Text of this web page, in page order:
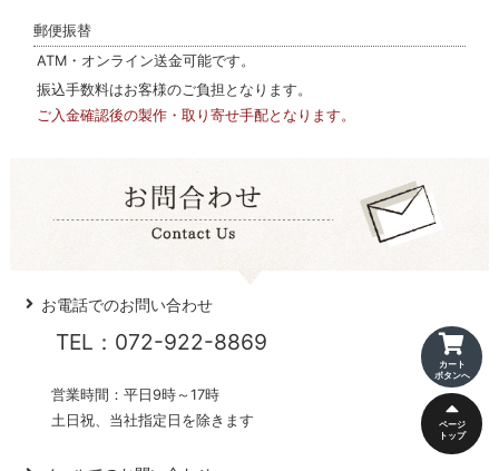
郵便振替
ATM・オンライン送金可能です。
振込手数料はお客様のご負担となります。
ご入金確認後の製作・取り寄せ手配となります。
お電話でのお問い合わせ
TEL：072-922-8869
営業時間：平日9時～17時
土日祝、当社指定日を除きます
カート
ボタンへ
ページ
トップ